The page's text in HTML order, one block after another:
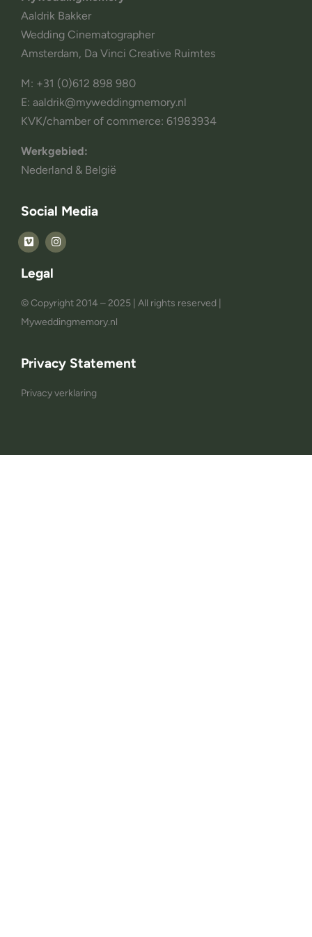
Aaldrik Bakker
Wedding Cinematographer
Amsterdam, Da Vinci Creative Ruimtes
M: +31 (0)612 898 980
E: aaldrik@myweddingmemory.nl
KVK/chamber of commerce: 61983934
Werkgebied:
Nederland & België
Social Media
Legal
© Copyright 2014 – 2025 | All rights reserved |
Myweddingmemory.nl
Privacy Statement
Privacy verklaring